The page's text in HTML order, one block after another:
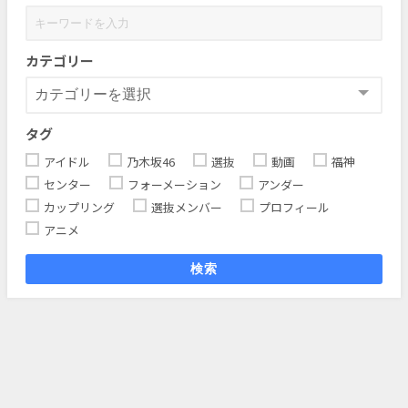
カテゴリー
タグ
アイドル 乃木坂46 選抜 動画
福神
センター
フォーメーション
アンダー
カップリング
選抜メンバー
プロフィール
アニメ
検索